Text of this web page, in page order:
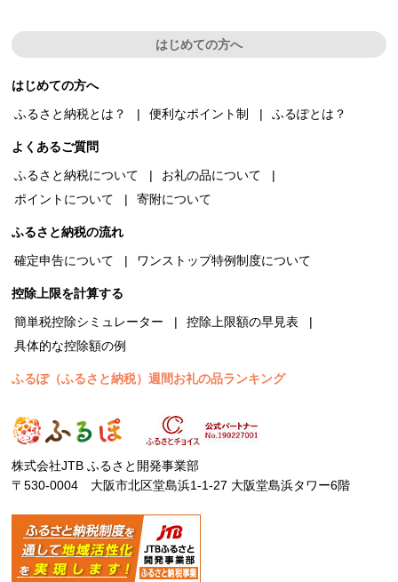
はじめての方へ
はじめての方へ
ふるさと納税とは？
便利なポイント制 ふるぽとは？
よくあるご質問
ふるさと納税について
お礼の品について
ポイントについて
寄附について
ふるさと納税の流れ
確定申告について
ワンストップ特例制度について
控除上限を計算する
簡単税控除シミュレーター
控除上限額の早見表
具体的な控除額の例
ふるぽ（ふるさと納税）週間お礼の品ランキング
株式会社JTB ふるさと開発事業部
〒530-0004 大阪市北区堂島浜1-1-27 大阪堂島浜タワー6階